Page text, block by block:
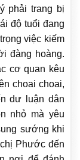
phải trang bị
độ tuổi đang
việc kiếm
đàng hoàng.
cơ quan kêu
choai choai,
dư luận dân
nhỏ mà yêu
sướng khi
Phước đến